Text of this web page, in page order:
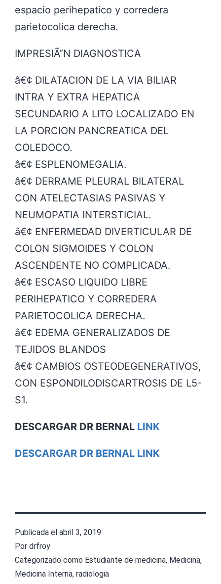
espacio perihepatico y corredera
parietocolica derecha.
IMPRESIÃ“N DIAGNOSTICA
â€¢ DILATACION DE LA VIA BILIAR
INTRA Y EXTRA HEPATICA
SECUNDARIO A LITO LOCALIZADO EN
LA PORCION PANCREATICA DEL
COLEDOCO.
â€¢ ESPLENOMEGALIA.
â€¢ DERRAME PLEURAL BILATERAL
CON ATELECTASIAS PASIVAS Y
NEUMOPATIA INTERSTICIAL.
â€¢ ENFERMEDAD DIVERTICULAR DE
COLON SIGMOIDES Y COLON
ASCENDENTE NO COMPLICADA.
â€¢ ESCASO LIQUIDO LIBRE
PERIHEPATICO Y CORREDERA
PARIETOCOLICA DERECHA.
â€¢ EDEMA GENERALIZADOS DE
TEJIDOS BLANDOS
â€¢ CAMBIOS OSTEODEGENERATIVOS,
CON ESPONDILODISCARTROSIS DE L5-
S1.
DESCARGAR DR BERNAL LINK
DESCARGAR DR BERNAL LINK
Publicada el abril 3, 2019
Por drfroy
Categorizado como Estudiante de medicina, Medicina,
Medicina Interna, radiologia